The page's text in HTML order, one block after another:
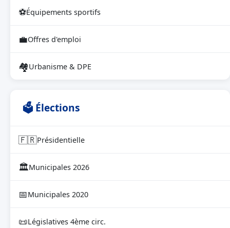
⚽Équipements sportifs
💼Offres d'emploi
🏘Urbanisme & DPE
🗳 Élections
🇫🇷Présidentielle
🏛Municipales 2026
📅Municipales 2020
📜Législatives 4ème circ.